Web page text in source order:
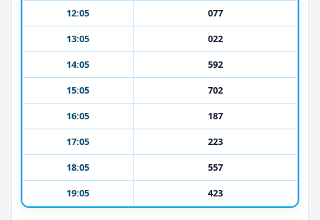
12:05
077
13:05
022
14:05
592
15:05
702
16:05
187
17:05
223
18:05
557
19:05
423